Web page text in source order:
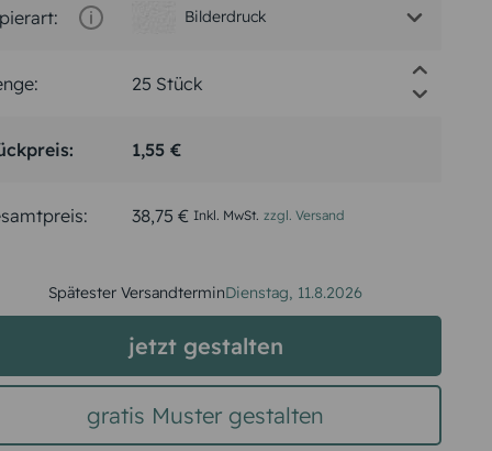
Bilderdruck
1,55 €
38,75 € Inkl. MwSt. zzgl. Versand
Spätester VersandterminDienstag, 11.8.2026
jetzt gestalten
gratis Muster gestalten